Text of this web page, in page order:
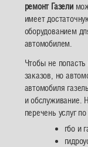
ремонт Газели
имеет
оборудованием
автомобилем.
Чтобы не
заказов, но
автомобиля
и обслуживание.
перечень услуг по
гбо и